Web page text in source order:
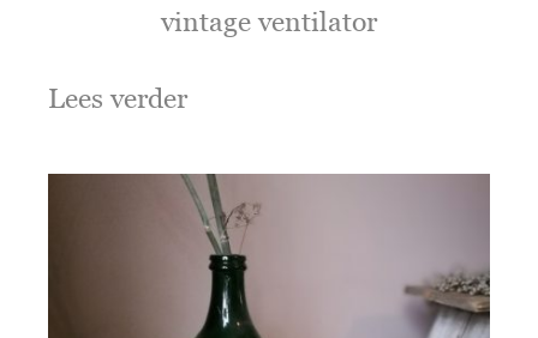
vintage ventilator
Lees verder